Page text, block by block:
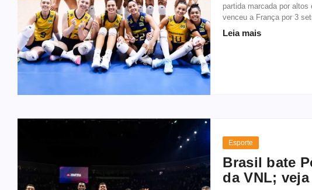
partida marcada por
venceu a França por 3
Leia mais
Esporte
Brasil bate
da VNL;